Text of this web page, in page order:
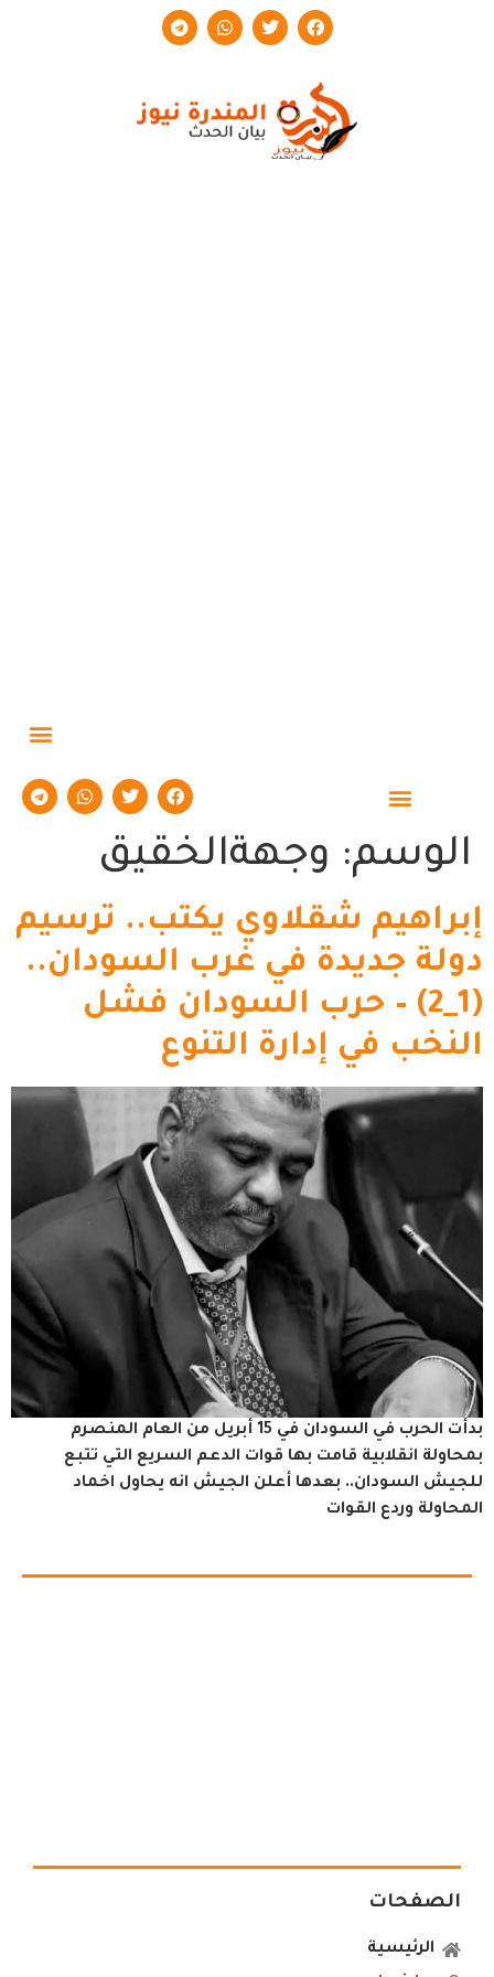
الوسم: وجهةالخقيق
إبراهيم شقلاوي يكتب.. ترسيم
دولة جديدة في غرب السودان..
(1_2) – حرب السودان فشل
النخب في إدارة التنوع
بدأت الحرب في السودان في 15 أبريل من العام المنصرم
بمحاولة انقلابية قامت بها قوات الدعم السريع التي تتبع
للجيش السودان.. بعدها أعلن الجيش انه يحاول اخماد
المحاولة وردع القوات
الصفحات
الرئيسية